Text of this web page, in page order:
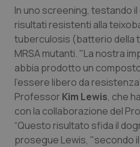
Psoriasi & pelle
Quotidiano
Quotidiano Chirurgia
Quotidiano
Quotidiano Pediatria
In uno screening, testando
risultati resistenti alla
tuber­cu­losis (batterio della
MRSA mutanti. "La nostra
abbia prodotto un
l’essere libero da
Professor Kim Lewis, che
con la collaborazione del
“Questo risultato sfida il
prosegue Lewis, "secondo